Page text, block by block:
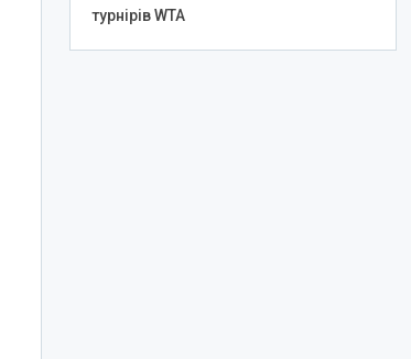
турнірів WTA